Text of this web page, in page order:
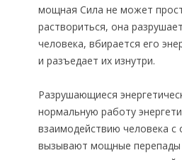
мощная Сила не может
раствориться, она
человека, вбирается его
и разъедает их изнутри.
Разрушающиеся
нормальную работу
взаимодействию человека
вызывают мощные перепады